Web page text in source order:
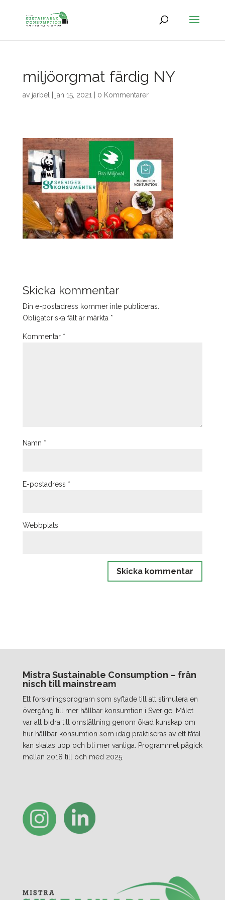
miljöorgmat färdig NY
av jarbel jan 15, 2021 0 Kommentarer
Skicka kommentar
Din e-postadress kommer inte publiceras.
Obligatoriska fält är märkta *
Kommentar *
Namn *
E-postadress *
Webbplats
Mistra Sustainable Consumption – från
nisch till mainstream
Ett forskningsprogram som syftade till att stimulera en
övergång till mer hållbar konsumtion i Sverige. Målet
var att bidra till omställning genom ökad kunskap om
hur hållbar konsumtion som idag praktiseras av ett fåtal
kan skalas upp och bli mer vanliga. Programmet pågick
mellan 2018 till och med 2025.